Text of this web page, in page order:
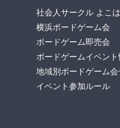
社会人サークル よこ
横浜ボードゲーム会
ボードゲーム即売会
ボードゲームイベント
地域別ボードゲーム会
イベント参加ルール